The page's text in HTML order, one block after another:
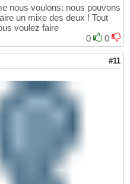
nous voulons: nous pouvons
un mixe des deux ! Tout
voulez faire
0
0
#11